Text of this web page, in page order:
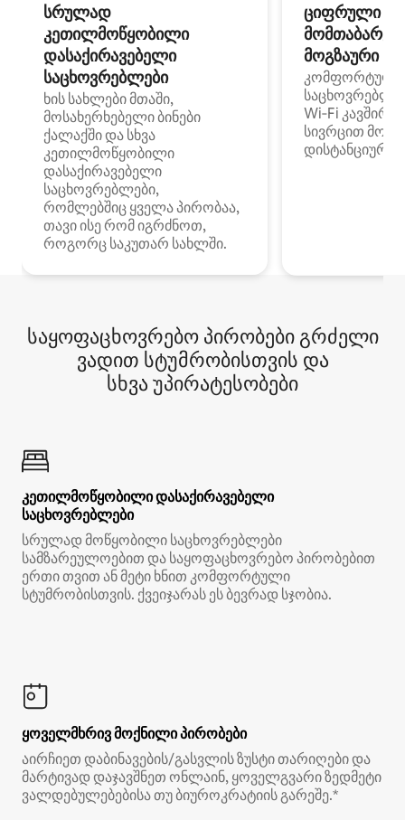
სრულად
კეთილმოწყობილი
დასაქირავებელი
საცხოვრებლები
ხის სახლები მთაში,
მოსახერხებელი ბინები
ქალაქში და სხვა
კეთილმოწყობილი
დასაქირავებელი
საცხოვრებლები,
რომლებშიც ყველა პირობაა,
თავი ისე რომ იგრძნოთ,
როგორც საკუთარ სახლში.
ციფრული
მოგზაური
კომფორტული
Wi‑Fi
სივრცით
დისტანციური
საყოფაცხოვრებო პირობები გრძელი
ვადით სტუმრობისთვის და
სხვა უპირატესობები
კეთილმოწყობილი დასაქირავებელი
საცხოვრებლები
სრულად მოწყობილი საცხოვრებლები
სამზარეულოებით და საყოფაცხოვრებო პირობებით
ერთი თვით ან მეტი ხნით კომფორტული
სტუმრობისთვის. ქვეიჯარას ეს ბევრად სჯობია.
ყოველმხრივ მოქნილი პირობები
აირჩიეთ დაბინავების/გასვლის ზუსტი თარიღები და
მარტივად დაჯავშნეთ ონლაინ, ყოველგვარი ზედმეტი
ვალდებულებებისა თუ ბიუროკრატიის გარეშე.*